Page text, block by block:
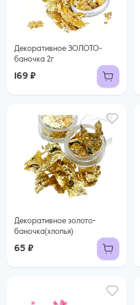
Декоративное ЗОЛОТО-
баночка 2г
169 ₽
Декоративное золото-
баночка(хлопья)
65 ₽